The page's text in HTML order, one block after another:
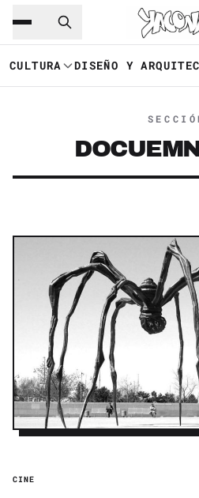
Saltar al contenido
CULTURA DISEÑO Y
CINE